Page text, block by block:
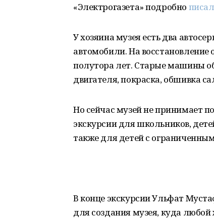
«Электрогазета» подробно
У хозяина музея есть два
автомобили. На
полутора лет. Старые машины
двигателя, покраска, обшивка
Но сейчас музей не принимает
экскурсии для школьников,
также для детей с
В конце экскурсии Ульфат
для создания музея, куда